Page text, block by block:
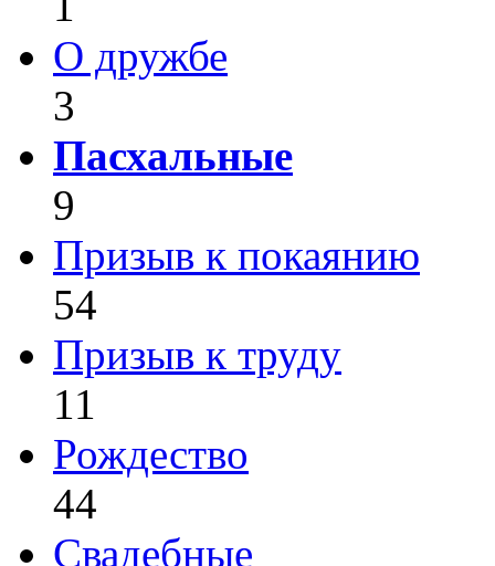
О дружбе
3
Пасхальные
9
Призыв к покаянию
54
Призыв к труду
11
Рождество
44
Свадебные